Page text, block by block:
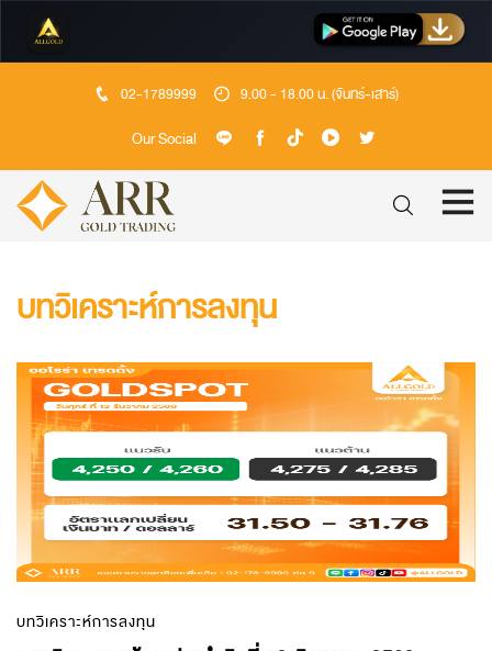
02-1789999 9.00 - 18.00 น. (จันทร์-เสาร์)
Our Social
บทวิเคราะห์การลงทุน
บทวิเคราะห์การลงทุน